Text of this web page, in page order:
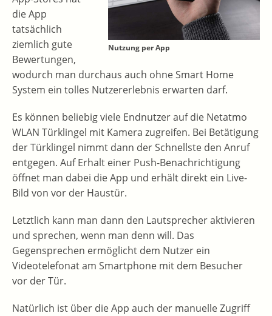
Nutzung per App
die App
tatsächlich
ziemlich gute
Bewertungen,
wodurch man durchaus auch ohne Smart Home
System ein tolles Nutzererlebnis erwarten darf.
Es können beliebig viele Endnutzer auf die Netatmo
WLAN Türklingel mit Kamera zugreifen. Bei Betätigung
der Türklingel nimmt dann der Schnellste den Anruf
entgegen. Auf Erhalt einer Push-Benachrichtigung
öffnet man dabei die App und erhält direkt ein Live-
Bild von vor der Haustür.
Letztlich kann man dann den Lautsprecher aktivieren
und sprechen, wenn man denn will. Das
Gegensprechen ermöglicht dem Nutzer ein
Videotelefonat am Smartphone mit dem Besucher
vor der Tür.
Natürlich ist über die App auch der manuelle Zugriff